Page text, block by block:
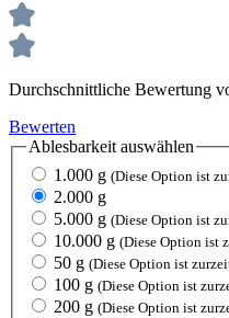
Durchschnittliche Bewertung
Bewerten
Ablesbarkeitauswählen
1.000 g (Diese Option ist
2.000 g
5.000 g (Diese Option ist
10.000 g (Diese Option ist
50 g (Diese Option ist
100 g (Diese Option ist
200 g (Diese Option ist